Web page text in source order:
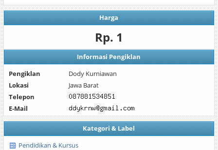
Harga
Rp. 1
Informasi Pengiklan
Pengiklan
Dody Kurniawan
Lokasi
Jawa Barat
Telepon
E-Mail
Kategori & Label
Pendidikan & Kursus